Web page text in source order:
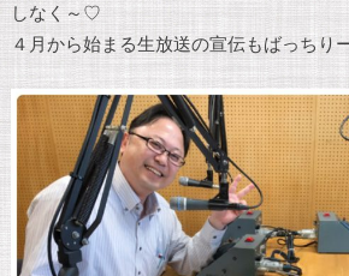
しなく～♡
４月から始まる生放送の宣伝もばっちり